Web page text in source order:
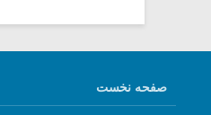
صفحه نخست